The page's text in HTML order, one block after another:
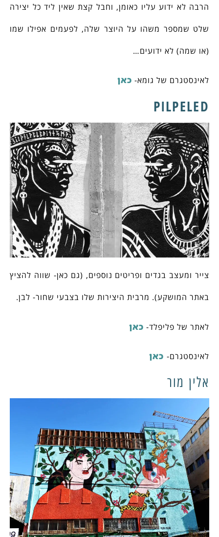
הרבה לא ידוע עליו כאומן, וחבל קצת שאין ליד כל יצירה
שלט שמספר משהו על היוצר שלה, לפעמים אפילו שמו
(או שמה) לא ידועים…
לאינסטגרם של גומא- כאן
PILPELED
צייר ומעצב בגדים ופריטים נוספים, (גם כאן- שווה להציץ
באתר המושקע). מרבית היצירות שלו בצבעי שחור- לבן.
לאתר של פליפלד- כאן
לאינסטגרם- כאן
אלין מור